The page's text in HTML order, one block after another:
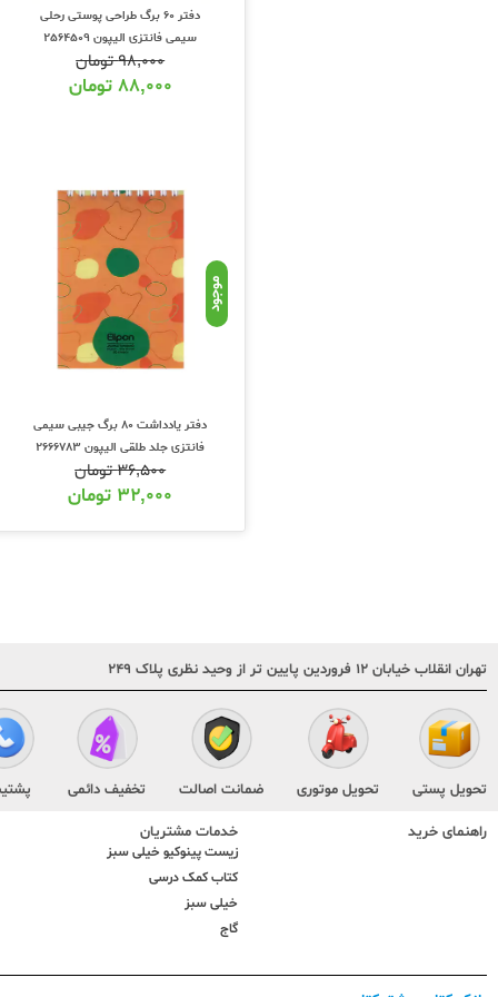
دفتر 60 برگ طراحی پوستی رحلی
سیمی فانتزی الیپون 2564509
۹۸,۰۰۰تومان
۸۸,۰۰۰ تومان
موجود
دفتر یادداشت 80 برگ جیبی سیمی
فانتزی جلد طلقی الیپون 2666783
۳۶,۵۰۰تومان
۳۲,۰۰۰ تومان
تهران انقلاب خیابان ۱۲ فروردین پایین تر از وحید نظری پلاک ۲۴۹
تحویل پستی تحویل موتوری ضمانت اصالت تخفیف دائمی
راهنمای خرید خدمات مشتریان
زیست پینوکیو خیلی سبز
کتاب کمک درسی
خیلی سبز
گاج